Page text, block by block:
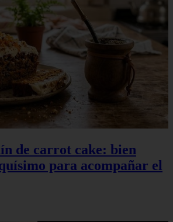
de carrot cake: bien
para acompañar el